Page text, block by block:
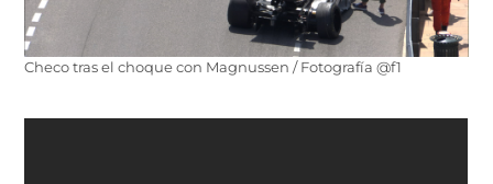
Checo tras el choque con Magnussen / Fotografía @f1